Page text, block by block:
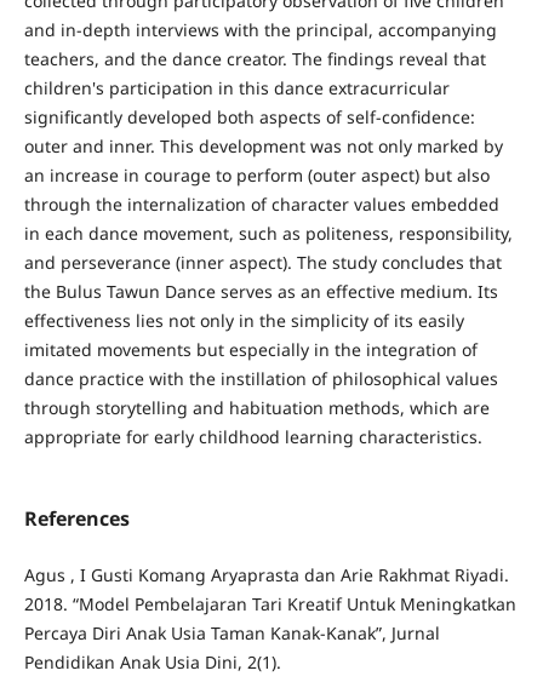
and in-depth interviews with the principal, accompanying
teachers, and the dance creator. The findings reveal that
children's participation in this dance extracurricular
significantly developed both aspects of self-confidence:
outer and inner. This development was not only marked by
an increase in courage to perform (outer aspect) but also
through the internalization of character values embedded
in each dance movement, such as politeness, responsibility,
and perseverance (inner aspect). The study concludes that
the Bulus Tawun Dance serves as an effective medium. Its
effectiveness lies not only in the simplicity of its easily
imitated movements but especially in the integration of
dance practice with the instillation of philosophical values
through storytelling and habituation methods, which are
appropriate for early childhood learning characteristics.
References
Agus , I Gusti Komang Aryaprasta dan Arie Rakhmat Riyadi.
2018. “Model Pembelajaran Tari Kreatif Untuk Meningkatkan
Percaya Diri Anak Usia Taman Kanak-Kanak”, Jurnal
Pendidikan Anak Usia Dini, 2(1).